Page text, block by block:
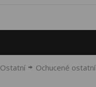
Ostatní Ochucené ostatní